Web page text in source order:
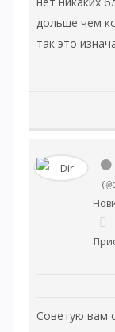
дольше чем
так это
Советую вам